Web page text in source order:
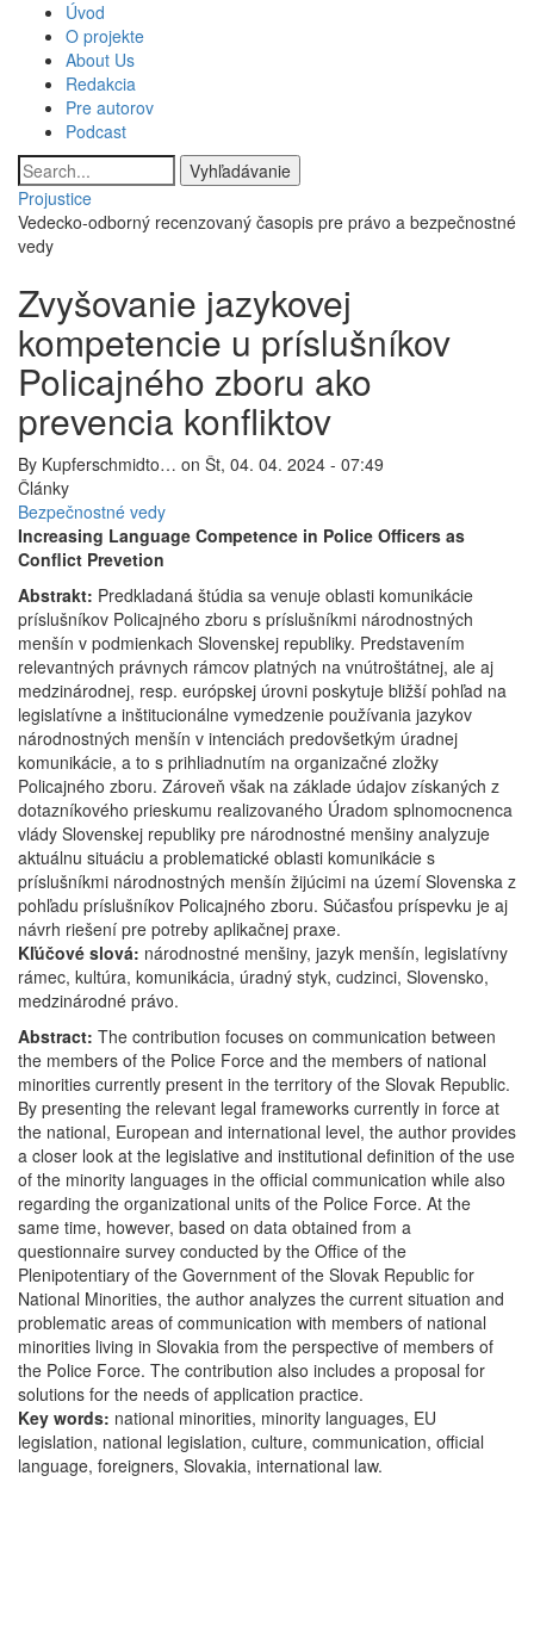
hlavný
obsah
Main
navigation
Úvod
O projekte
About Us
Redakcia
Pre autorov
Podcast
Vyhľadávanie
Projustice
Vedecko-odborný recenzovaný časopis pre právo a bezpečnostné
vedy
Zvyšovanie jazykovej
kompetencie u príslušníkov
Policajného zboru ako
prevencia konfliktov
By Kupferschmidto… on Št, 04. 04. 2024 - 07:49
Články
Bezpečnostné vedy
Increasing Language Competence in Police Officers as
Conflict Prevetion
Abstrakt: Predkladaná štúdia sa venuje oblasti komunikácie
príslušníkov Policajného zboru s príslušníkmi národnostných
menšín v podmienkach Slovenskej republiky. Predstavením
relevantných právnych rámcov platných na vnútroštátnej, ale aj
medzinárodnej, resp. európskej úrovni poskytuje bližší pohľad na
legislatívne a inštitucionálne vymedzenie používania jazykov
národnostných menšín v intenciách predovšetkým úradnej
komunikácie, a to s prihliadnutím na organizačné zložky
Policajného zboru. Zároveň však na základe údajov získaných z
dotazníkového prieskumu realizovaného Úradom splnomocnenca
vlády Slovenskej republiky pre národnostné menšiny analyzuje
aktuálnu situáciu a problematické oblasti komunikácie s
príslušníkmi národnostných menšín žijúcimi na území Slovenska z
pohľadu príslušníkov Policajného zboru. Súčasťou príspevku je aj
návrh riešení pre potreby aplikačnej praxe.
Kľúčové slová: národnostné menšiny, jazyk menšín, legislatívny
rámec, kultúra, komunikácia, úradný styk, cudzinci, Slovensko,
medzinárodné právo.
Abstract: The contribution focuses on communication between
the members of the Police Force and the members of national
minorities currently present in the territory of the Slovak Republic.
By presenting the relevant legal frameworks currently in force at
the national, European and international level, the author provides
a closer look at the legislative and institutional definition of the use
of the minority languages in the official communication while also
regarding the organizational units of the Police Force. At the
same time, however, based on data obtained from a
questionnaire survey conducted by the Office of the
Plenipotentiary of the Government of the Slovak Republic for
National Minorities, the author analyzes the current situation and
problematic areas of communication with members of national
minorities living in Slovakia from the perspective of members of
the Police Force. The contribution also includes a proposal for
solutions for the needs of application practice.
Key words: national minorities, minority languages, EU
legislation, national legislation, culture, communication, official
language, foreigners, Slovakia, international law.